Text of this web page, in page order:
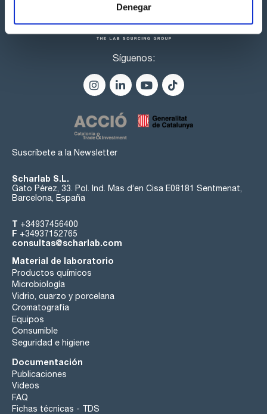
Denegar
Síguenos:
Suscríbete a la Newsletter
Scharlab S.L.
Gato Pérez, 33. Pol. Ind. Mas d’en Cisa E08181 Sentmenat,
Barcelona, España
T +34937456400
F +34937152765
consultas@scharlab.com
Material de laboratorio
Productos químicos
Microbiología
Vidrio, cuarzo y porcelana
Cromatografía
Equipos
Consumible
Seguridad e higiene
Documentación
Publicaciones
Videos
FAQ
Fichas técnicas - TDS